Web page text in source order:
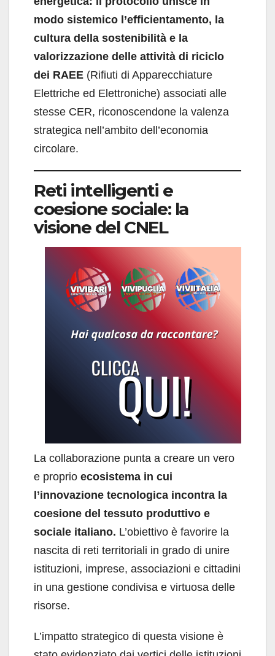
modo sistemico l’efficientamento, la
cultura della sostenibilità e la
valorizzazione delle attività di riciclo
dei RAEE (Rifiuti di Apparecchiature
Elettriche ed Elettroniche) associati alle
stesse CER, riconoscendone la valenza
strategica nell’ambito dell’economia
circolare.
Reti intelligenti e
coesione sociale: la
visione del CNEL
La collaborazione punta a creare un vero
e proprio ecosistema in cui
l’innovazione tecnologica incontra la
coesione del tessuto produttivo e
sociale italiano. L’obiettivo è favorire la
nascita di reti territoriali in grado di unire
istituzioni, imprese, associazioni e cittadini
in una gestione condivisa e virtuosa delle
risorse.
L’impatto strategico di questa visione è